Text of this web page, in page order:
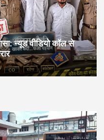
न्यूड वीडियो कॉल से